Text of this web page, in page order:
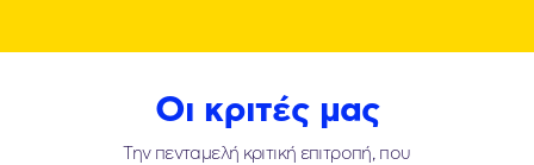
Οι κριτές μας
Την πενταμελή κριτική επιτροπή, που